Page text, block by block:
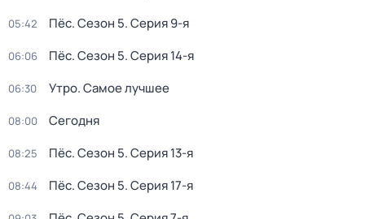
05:42 Пёс. Сезон 5. Серия 9-я
06:06 Пёс. Сезон 5. Серия 14-я
06:30 Утро. Самое лучшее
08:00 Сегодня
08:25 Пёс. Сезон 5. Серия 13-я
08:44 Пёс. Сезон 5. Серия 17-я